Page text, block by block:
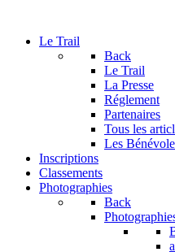
Le Trail
Back
Le Trail
La Presse
Réglement
Partenaires
Tous les
Les
Inscriptions
Classements
Photographies
Back